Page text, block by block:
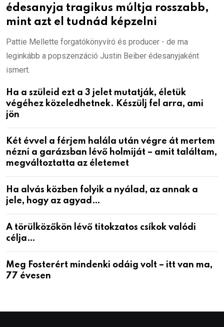
édesanyja tragikus múltja rosszabb,
mint azt el tudnád képzelni
Pattie Mellette forgatókönyvíró és producer - de ma
leginkább a popszenzáció Justin Beiber édesanyjaként
ismert.
Ha a szüleid ezt a 3 jelet mutatják, életük
végéhez közeledhetnek. Készülj fel arra, ami
jön
Két évvel a férjem halála után végre át mertem
nézni a garázsban lévő holmiját – amit találtam,
megváltoztatta az életemet
Ha alvás közben folyik a nyálad, az annak a
jele, hogy az agyad…
A törülközőkön lévő titokzatos csíkok valódi
célja…
Meg Fosterért mindenki odáig volt – itt van ma,
77 évesen